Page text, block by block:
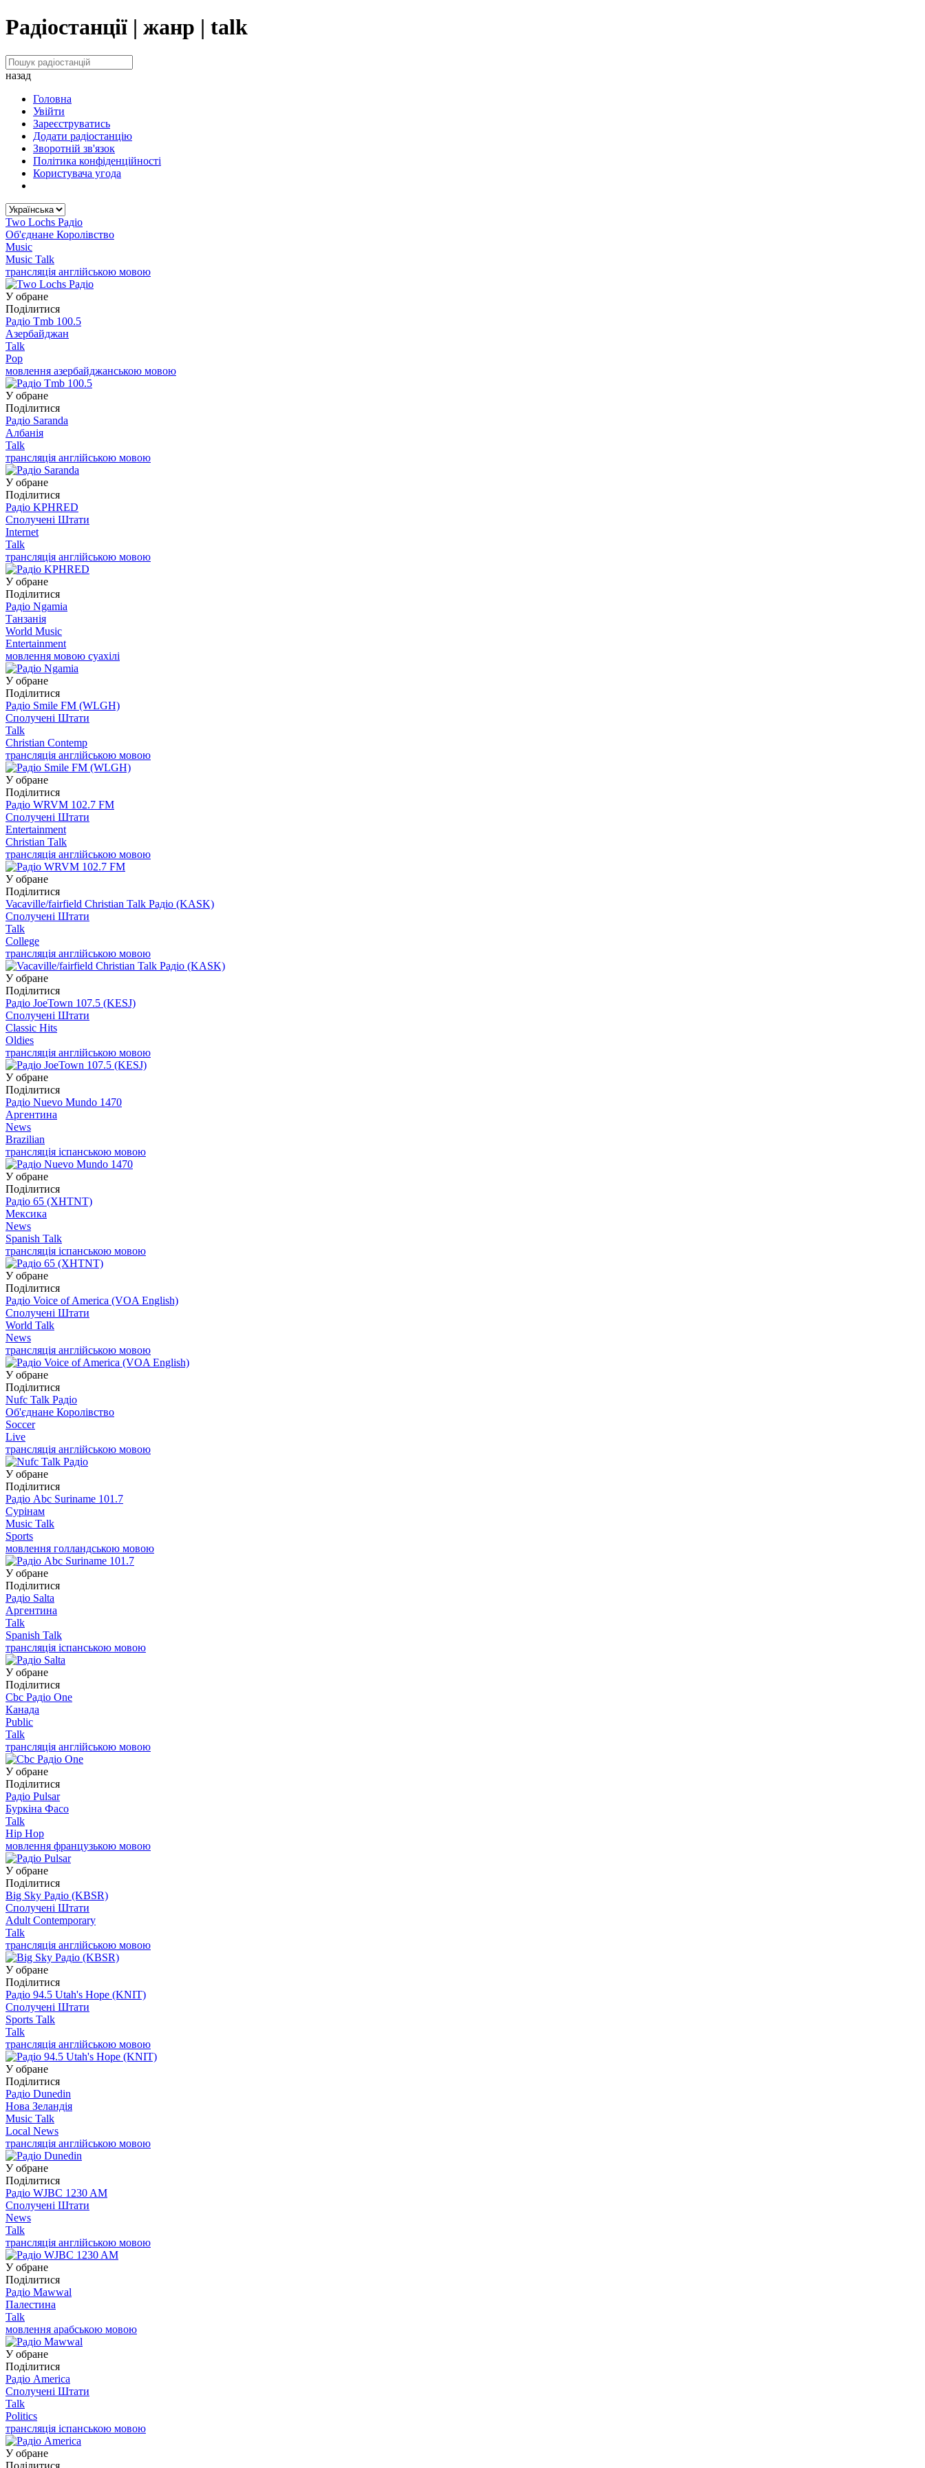
Радіостанції | жанр | talk
назад
Головна
Увійти
Зареєструватись
Додати радіостанцію
Зворотній зв'язок
Політика конфіденційності
Користувача угода
Two Lochs Радіо
Об'єднане Королівство
Music
Music Talk
трансляція англійською мовою
У обране
Поділитися
Радіо Tmb 100.5
Азербайджан
Talk
Pop
мовлення азербайджанською мовою
У обране
Поділитися
Радіо Saranda
Албанія
Talk
трансляція англійською мовою
У обране
Поділитися
Радіо KPHRED
Сполучені Штати
Internet
Talk
трансляція англійською мовою
У обране
Поділитися
Радіо Ngamia
Танзанія
World Music
Entertainment
мовлення мовою суахілі
У обране
Поділитися
Радіо Smile FM (WLGH)
Сполучені Штати
Talk
Christian Contemp
трансляція англійською мовою
У обране
Поділитися
Радіо WRVM 102.7 FM
Сполучені Штати
Entertainment
Christian Talk
трансляція англійською мовою
У обране
Поділитися
Vacaville/fairfield Christian Talk Радіо (KASK)
Сполучені Штати
Talk
College
трансляція англійською мовою
У обране
Поділитися
Радіо JoeTown 107.5 (KESJ)
Сполучені Штати
Classic Hits
Oldies
трансляція англійською мовою
У обране
Поділитися
Радіо Nuevo Mundo 1470
Аргентина
News
Brazilian
трансляція іспанською мовою
У обране
Поділитися
Радіо 65 (XHTNT)
Мексика
News
Spanish Talk
трансляція іспанською мовою
У обране
Поділитися
Радіо Voice of America (VOA English)
Сполучені Штати
World Talk
News
трансляція англійською мовою
У обране
Поділитися
Nufc Talk Радіо
Об'єднане Королівство
Soccer
Live
трансляція англійською мовою
У обране
Поділитися
Радіо Abc Suriname 101.7
Сурінам
Music Talk
Sports
мовлення голландською мовою
У обране
Поділитися
Радіо Salta
Аргентина
Talk
Spanish Talk
трансляція іспанською мовою
У обране
Поділитися
Cbc Радіо One
Канада
Public
Talk
трансляція англійською мовою
У обране
Поділитися
Радіо Pulsar
Буркіна Фасо
Talk
Hip Hop
мовлення французькою мовою
У обране
Поділитися
Big Sky Радіо (KBSR)
Сполучені Штати
Adult Contemporary
Talk
трансляція англійською мовою
У обране
Поділитися
Радіо 94.5 Utah's Hope (KNIT)
Сполучені Штати
Sports Talk
Talk
трансляція англійською мовою
У обране
Поділитися
Радіо Dunedin
Нова Зеландія
Music Talk
Local News
трансляція англійською мовою
У обране
Поділитися
Радіо WJBC 1230 AM
Сполучені Штати
News
Talk
трансляція англійською мовою
У обране
Поділитися
Радіо Mawwal
Палестина
Talk
мовлення арабською мовою
У обране
Поділитися
Радіо America
Сполучені Штати
Talk
Politics
трансляція іспанською мовою
У обране
Поділитися